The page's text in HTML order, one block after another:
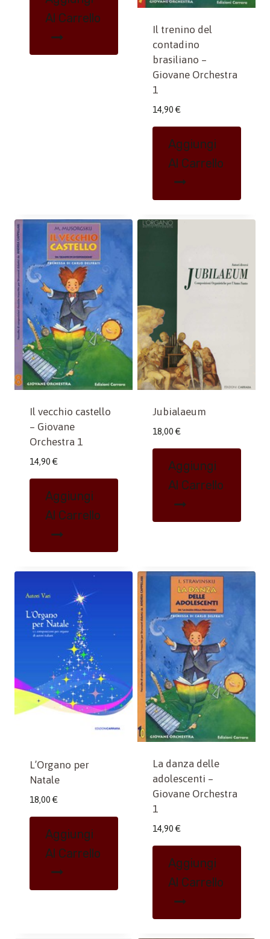
Al Carrello
Il trenino del
contadino
brasiliano –
Giovane Orchestra
1
14,90 €
Aggiungi
Al Carrello
Il vecchio castello
– Giovane
Orchestra 1
14,90 €
Aggiungi
Al Carrello
Jubialaeum
18,00 €
Aggiungi
Al Carrello
L’Organo per
Natale
18,00 €
Aggiungi
Al Carrello
La danza delle
adolescenti –
Giovane Orchestra
1
14,90 €
Aggiungi
Al Carrello